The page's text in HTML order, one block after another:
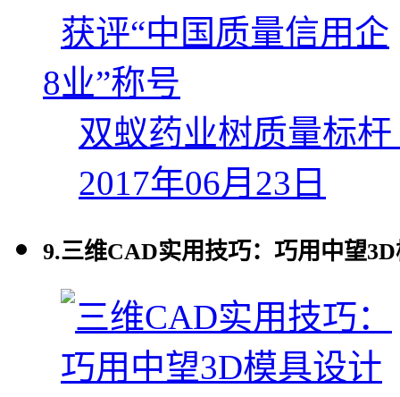
8
双蚁药业树质量标
2017年06月23日
9.三维CAD实用技巧：巧用中望